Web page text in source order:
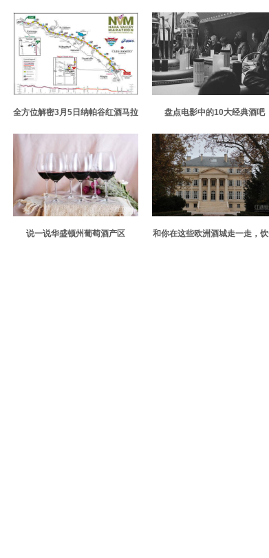
全方位解密3月5日纳帕谷红酒马拉
盘点电影中的10大经典酒吧
说一说华盛顿州葡萄酒产区
和你在这些欧洲酒城走一走，